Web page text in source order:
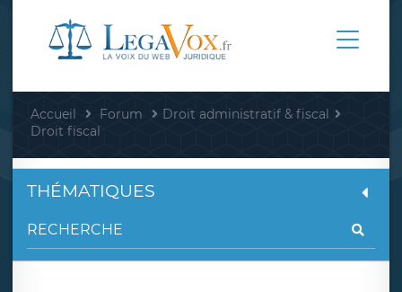
Accueil Forum
Droit administratif & fiscal
Droit fiscal
THÉMATIQUES